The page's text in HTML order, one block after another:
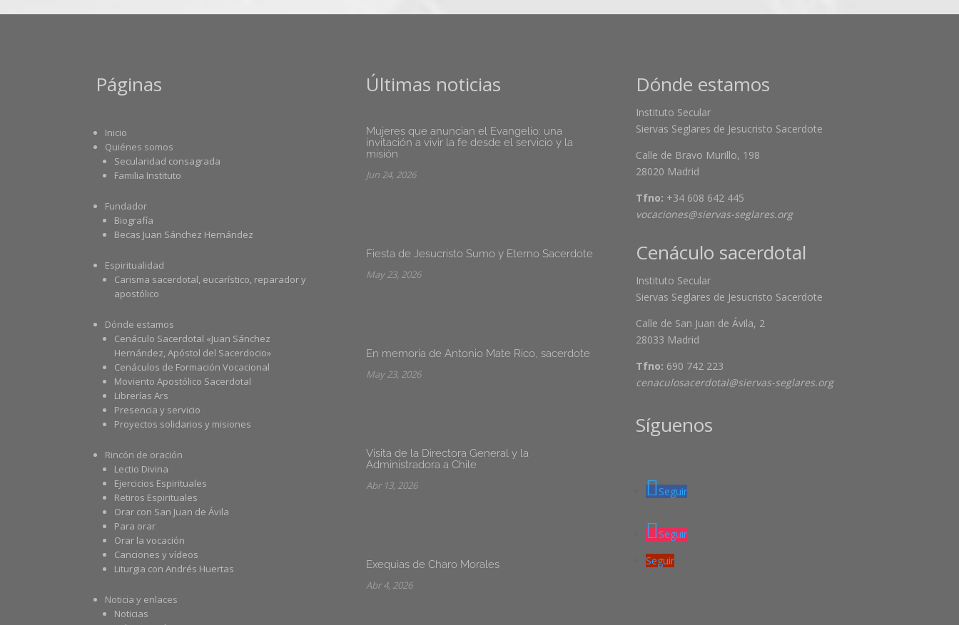
Páginas
Inicio
Quiénes somos
Secularidad consagrada
Familia Instituto
Fundador
Biografía
Becas Juan Sánchez Hernández
Espiritualidad
Carisma sacerdotal, eucarístico, reparador y
apostólico
Dónde estamos
Cenáculo Sacerdotal «Juan Sánchez
Hernández, Apóstol del Sacerdocio»
Cenáculos de Formación Vocacional
Moviento Apostólico Sacerdotal
Librerías Ars
Presencia y servicio
Proyectos solidarios y misiones
Rincón de oración
Lectio Divina
Ejercicios Espirituales
Retiros Espirituales
Orar con San Juan de Ávila
Para orar
Orar la vocación
Canciones y vídeos
Liturgia con Andrés Huertas
Noticia y enlaces
Noticias
Últimas noticias
Mujeres que anuncian el Evangelio: una
invitación a vivir la fe desde el servicio y la
misión
Jun 24, 2026
Fiesta de Jesucristo Sumo y Eterno Sacerdote
May 23, 2026
En memoria de Antonio Mate Rico, sacerdote
May 23, 2026
Visita de la Directora General y la
Administradora a Chile
Abr 13, 2026
Exequias de Charo Morales
Abr 4, 2026
Dónde estamos
Instituto Secular
Siervas Seglares de Jesucristo Sacerdote
Calle de Bravo Murillo, 198
28020 Madrid
Tfno: +34 608 642 445
vocaciones@siervas-seglares.org
Cenáculo sacerdotal
Instituto Secular
Siervas Seglares de Jesucristo Sacerdote
Calle de San Juan de Ávila, 2
28033 Madrid
Tfno: 690 742 223
cenaculosacerdotal@siervas-seglares.org
Síguenos
Seguir
Seguir
Seguir